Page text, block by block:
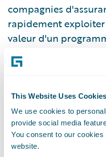
This Website Uses Cookies
We use cookies to
provide social media
You consent to our
website.
compagnies
rapidement
valeur d'un
bénéficier de
grand et plus
bénéficieront de la
améliorer le service
l'engagement, la
des clients."